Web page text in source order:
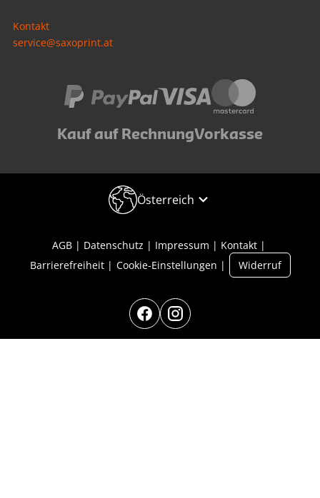
Kontakt
service@saxoprint.at
Kauf auf RechnungVorkasse
Österreich
AGB Datenschutz Impressum
Kontakt
Barrierefreiheit
Cookie-Einstellungen Widerruf